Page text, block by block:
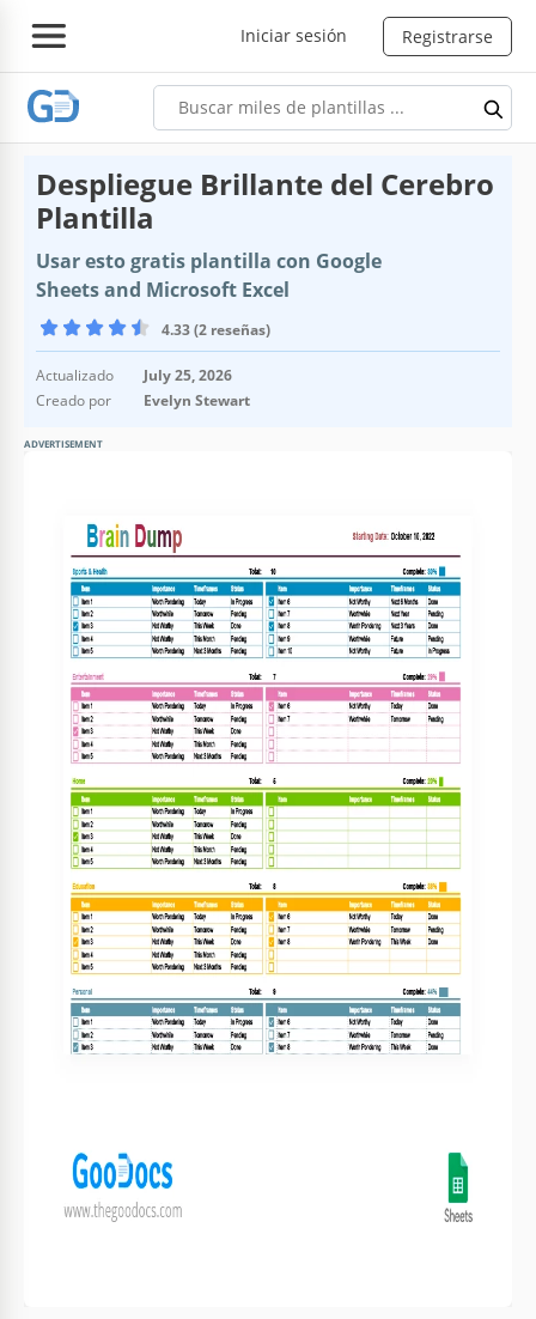
Iniciar sesión Registrarse
Despliegue Brillante del Cerebro
Plantilla
Usar esto gratis plantilla con Google
Sheets and Microsoft Excel
4.33 (2 reseñas)
Actualizado
July 25, 2026
Creado por
Evelyn Stewart
ADVERTISEMENT